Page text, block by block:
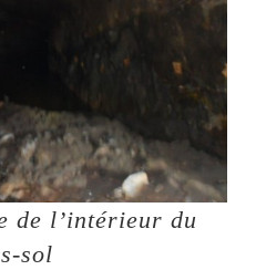
de l’intérieur du
sol